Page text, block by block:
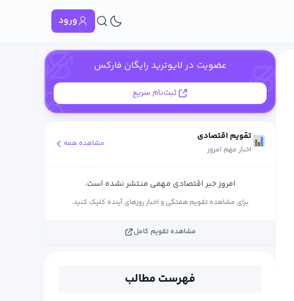
ورود
عضویت در لایوترید رایگان فارکس
ثبت‌نام سریع
تقویم اقتصادی
اخبار مهم امروز
مشاهده همه
امروز خبر اقتصادی مهمی منتشر نشده است.
برای مشاهده تقویم هفتگی و اخبار روزهای آینده کلیک کنید.
مشاهده تقویم کامل
فهرست مطالب